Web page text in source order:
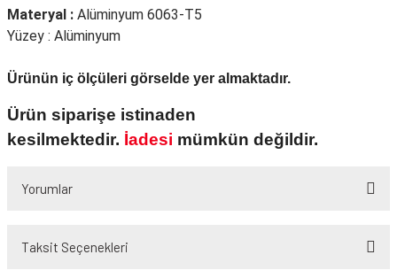
Materyal : Alüminyum 6063-T5
Yüzey : Alüminyum
Ürünün iç ölçüleri görselde yer almaktadır.
Ürün siparişe istinaden
kesilmektedir. İadesi mümkün değildir.
Yorumlar
Taksit Seçenekleri